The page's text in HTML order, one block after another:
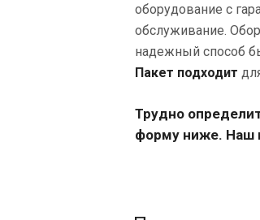
оборудование с
обслуживание.
надежный способ
Пакет подходит
Трудно
форму ниже. Наш